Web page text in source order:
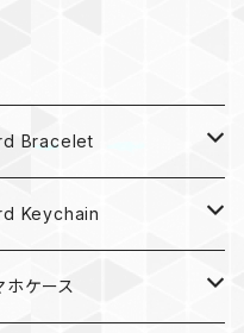
Bracelet
Keychain
ケース